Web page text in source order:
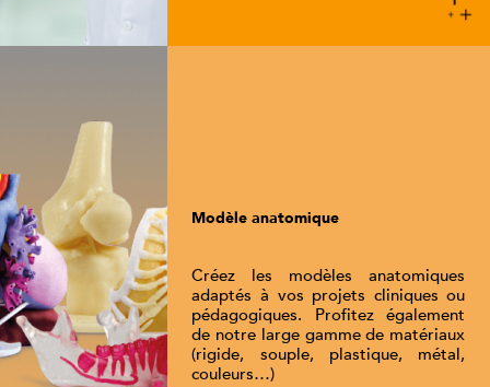
Modèle anatomique
Créez les modèles anatomiques
adaptés à vos projets cliniques ou
pédagogiques. Profitez également
de notre large gamme de matériaux
(rigide, souple, plastique, métal,
couleurs…)